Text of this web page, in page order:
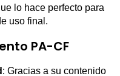
lo hace perfecto para
uso final.
PA-CF
: Gracias a su contenido